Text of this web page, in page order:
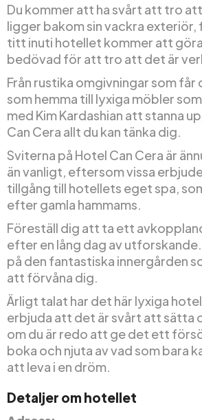
Du kommer att ha svårt att tro
ligger bakom sin vackra
titt inuti hotellet kommer att
bedövad för att tro att det är
Från rustika omgivningar som får
som hemma till lyxiga möbler
med Kim Kardashian att stanna
Can Cera allt du kan tänka dig.
Sviterna på Hotel Can Cera är
än vanligt, eftersom vissa
tillgång till hotellets eget spa,
efter gamla hammams.
Föreställ dig att ta ett
efter en lång dag av
på den fantastiska innergården
att förvåna dig.
Ärligt talat har det här lyxiga
erbjuda att det är svårt att sätta
om du är redo att ge det ett
boka och njuta av vad som bara
att leva i en dröm.
Detaljer om hotellet